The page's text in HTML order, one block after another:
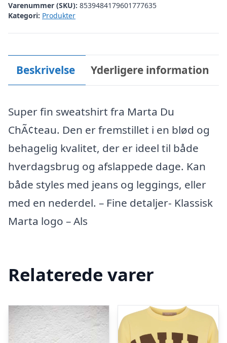
dame
639
Fango
antal
Varenummer (SKU): 8539484179601777635
Kategori: Produkter
Beskrivelse Yderligere information
Super fin sweatshirt fra Marta Du
ChÃ¢teau. Den er fremstillet i en blød og
behagelig kvalitet, der er ideel til både
hverdagsbrug og afslappede dage. Kan
både styles med jeans og leggings, eller
med en nederdel. – Fine detaljer- Klassisk
Marta logo – Als
Relaterede varer